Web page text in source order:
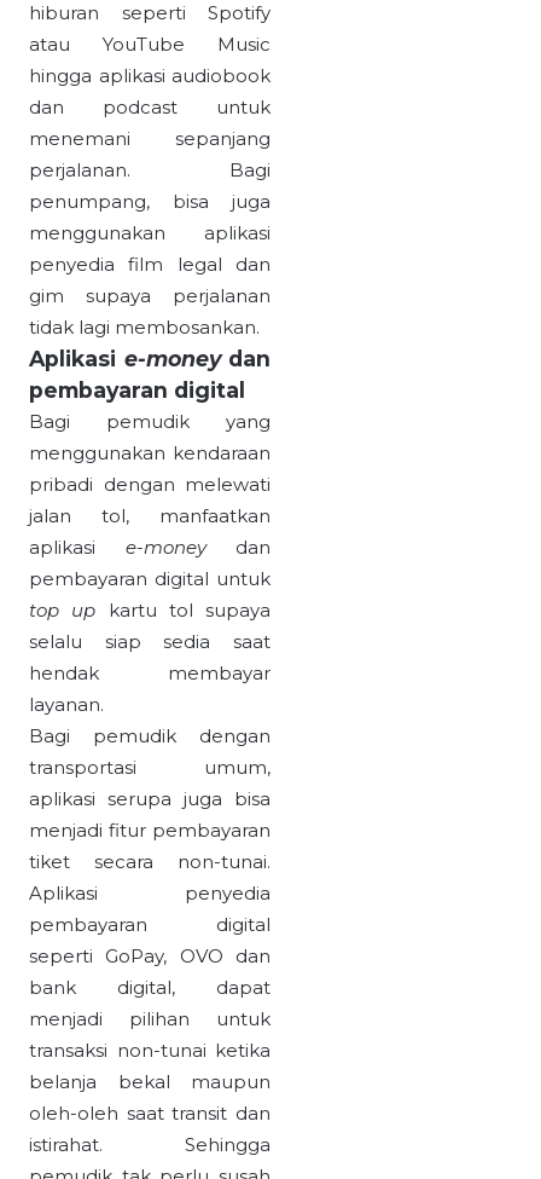
hiburan seperti Spotify
atau YouTube Music
hingga aplikasi audiobook
dan podcast untuk
menemani sepanjang
perjalanan. Bagi
penumpang, bisa juga
menggunakan aplikasi
penyedia film legal dan
gim supaya perjalanan
tidak lagi membosankan.
Aplikasi e-moneydan
pembayaran digital
Bagi pemudik yang
menggunakan kendaraan
pribadi dengan melewati
jalan tol, manfaatkan
aplikasi e-moneydan
pembayaran digital untuk
top up kartu tol supaya
selalu siap sedia saat
hendak membayar
layanan.
Bagi pemudik dengan
transportasi umum,
aplikasi serupa juga bisa
menjadi fitur pembayaran
tiket secara non-tunai.
Aplikasi penyedia
pembayaran digital
seperti GoPay, OVO dan
bank digital, dapat
menjadi pilihan untuk
transaksi non-tunai ketika
belanja bekal maupun
oleh-oleh saat transit dan
istirahat. Sehingga